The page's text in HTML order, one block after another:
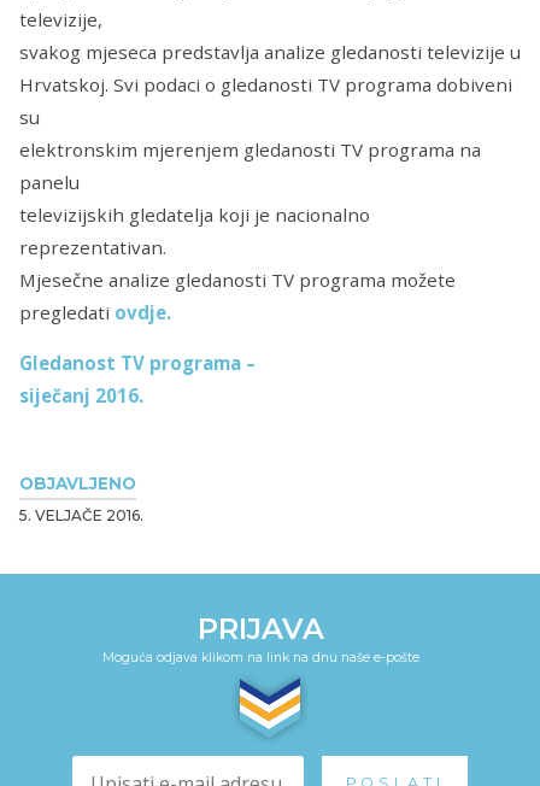
OBJAVLJENO
5. VELJAČE 2016.
televizije,
svakog mjeseca predstavlja analize gledanosti televizije u
Hrvatskoj. Svi podaci o gledanosti TV programa dobiveni
su
elektronskim mjerenjem gledanosti TV programa na
panelu
televizijskih gledatelja koji je nacionalno
reprezentativan.
Mjesečne analize gledanosti TV programa možete
pregledati ovdje.
Gledanost TV programa –
siječanj 2016.
PRIJAVA
Moguća odjava klikom na link na dnu naše e-pošte